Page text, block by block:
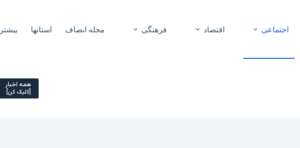
اجتماعی اقتصاد فرهنگی مجله انصاف استانها بیشتر
همه اخبار
[کلیک کن]